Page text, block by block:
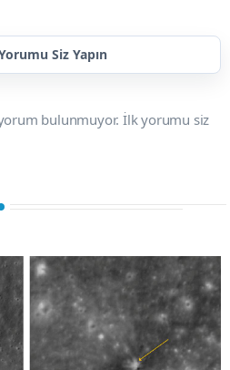
Siz Yapın
bulunmuyor. İlk yorumu siz